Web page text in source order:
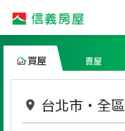
買屋 賣屋
台北市 ・ 全區